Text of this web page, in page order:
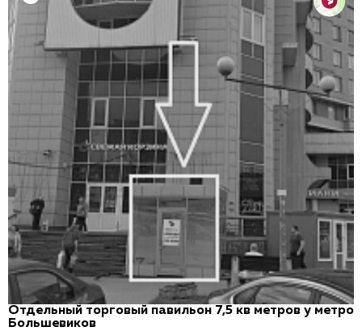
Отдельный торговый павильон 7,5 кв метров у метро
Большевиков